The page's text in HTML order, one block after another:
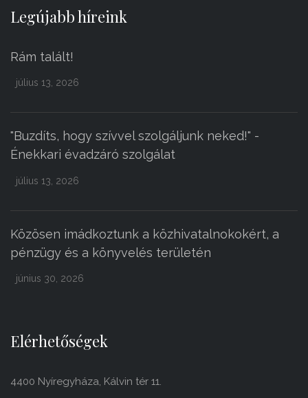
Legújabb híreink
Rám talált!
július 13, 2026
"Buzdíts, hogy szívvel szolgáljunk neked!" -
Énekkari évadzáró szolgálat
július 13, 2026
Közösen imádkoztunk a közhivatalnokokért, a
pénzügy és a könyvelés területén
június 30, 2026
Elérhetőségek
4400 Nyíregyháza, Kálvin tér 11.